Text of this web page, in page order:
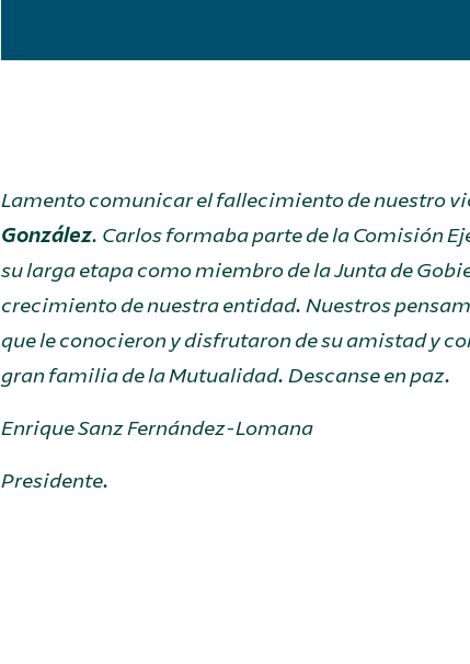
Lamento comunicar el fallecimiento de nuestro
González. Carlos formaba parte de la Comisión
su larga etapa como miembro de la Junta de
crecimiento de nuestra entidad. Nuestros
que le conocieron y disfrutaron de su amistad y
gran familia de la Mutualidad. Descanse en paz.
Enrique Sanz Fernández-Lomana
Presidente.